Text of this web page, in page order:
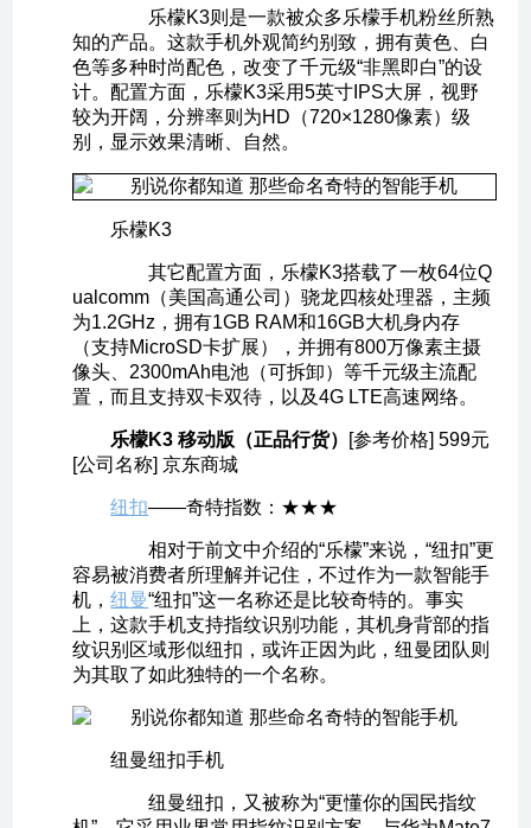
乐檬K3则是一款被众多乐檬手机粉丝所熟
知的产品。这款手机外观简约别致，拥有黄色、白
色等多种时尚配色，改变了千元级“非黑即白”的设
计。配置方面，乐檬K3采用5英寸IPS大屏，视野
较为开阔，分辨率则为HD（720×1280像素）级
别，显示效果清晰、自然。
乐檬K3
其它配置方面，乐檬K3搭载了一枚64位Q
ualcomm（美国高通公司）骁龙四核处理器，主频
为1.2GHz，拥有1GB RAM和16GB大机身内存
（支持MicroSD卡扩展），并拥有800万像素主摄
像头、2300mAh电池（可拆卸）等千元级主流配
置，而且支持双卡双待，以及4G LTE高速网络。
乐檬K3 移动版（正品行货） [参考价格] 599元
[公司名称] 京东商城
纽扣——奇特指数：★★★
相对于前文中介绍的“乐檬”来说，“纽扣”更
容易被消费者所理解并记住，不过作为一款智能手
机，纽曼“纽扣”这一名称还是比较奇特的。事实
上，这款手机支持指纹识别功能，其机身背部的指
纹识别区域形似纽扣，或许正因为此，纽曼团队则
为其取了如此独特的一个名称。
纽曼纽扣手机
纽曼纽扣，又被称为“更懂你的国民指纹